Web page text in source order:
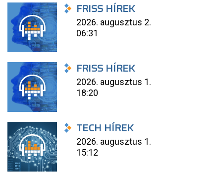
FRISS HÍREK
2026. augusztus 2.
06:31
FRISS HÍREK
2026. augusztus 1.
18:20
TECH HÍREK
2026. augusztus 1.
15:12